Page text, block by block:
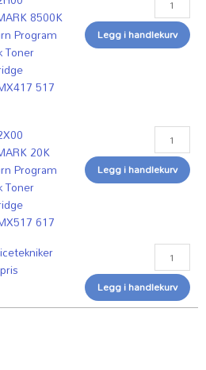
617
antall
8500K
Program
Toner
517
617
antall
Legg i handlekurv
20K
Program
Toner
617
antall
Legg i handlekurv
Legg i handlekurv